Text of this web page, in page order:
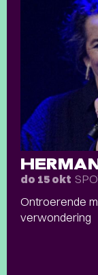
do 15 okt
Ontroerende
verwondering